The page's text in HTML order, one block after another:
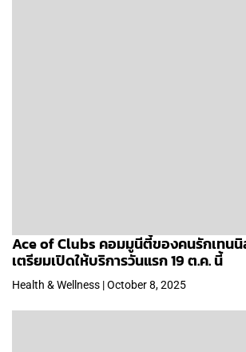
Ace of Clubs คอมมูนีตี้ของคนรักเทนนิ
เตรียมเปิดให้บริการวันแรก 19 ต.ค. นี้
Health & Wellness | October 8, 2025